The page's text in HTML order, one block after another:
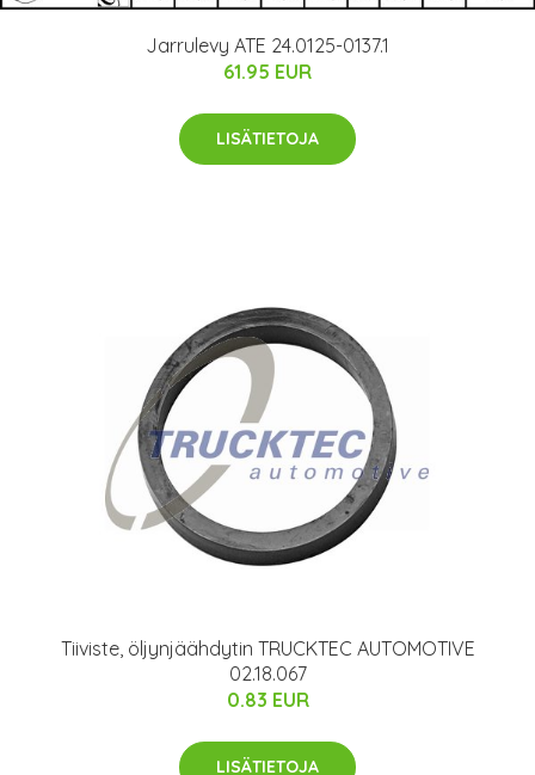
Jarrulevy ATE 24.0125-0137.1
61.95 EUR
LISÄTIETOJA
Tiiviste, öljynjäähdytin TRUCKTEC AUTOMOTIVE
02.18.067
0.83 EUR
LISÄTIETOJA